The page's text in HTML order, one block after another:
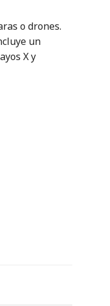
o drones.
un
X y